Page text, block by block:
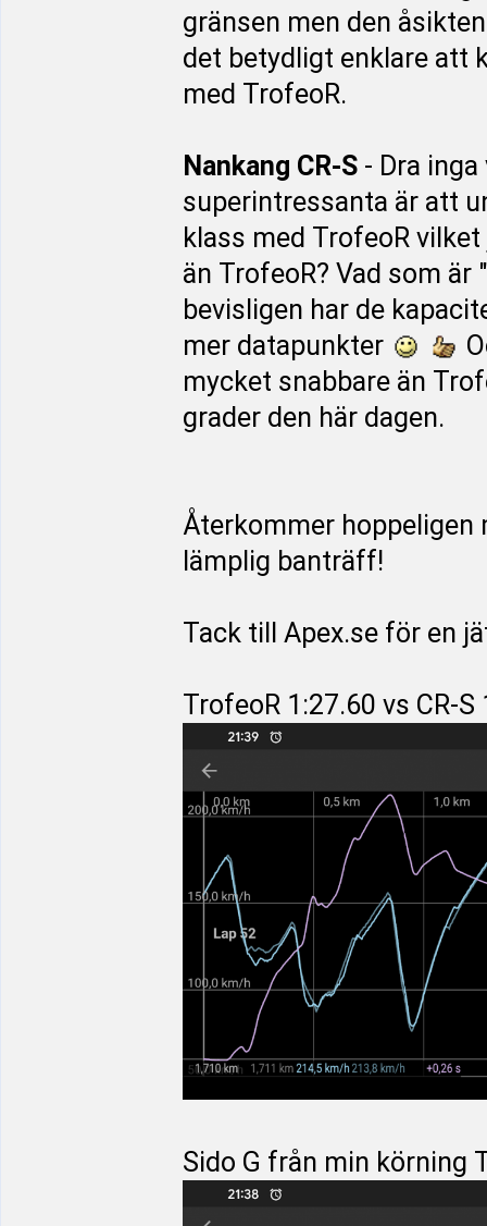
gränsen men den
det betydligt enklare att
med TrofeoR.
Nankang CR-S - Dra
superintressanta är att
klass med TrofeoR
än TrofeoR? Vad som
bevisligen har de
mer datapunkter
mycket snabbare än
grader den här dagen.
Återkommer hoppeligen
lämplig banträff!
Tack till Apex.se för en
TrofeoR 1:27.60 vs CR-S
Sido G från min körning